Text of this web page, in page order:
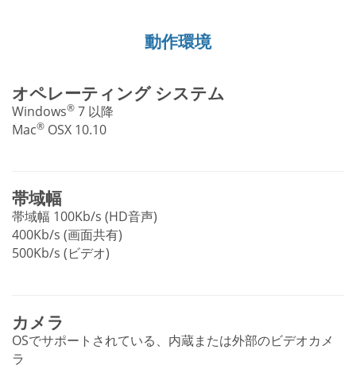
動作環境
オペレーティング システム
Windows® 7 以降
Mac® OSX 10.10
帯域幅
帯域幅 100Kb/s (HD音声)
400Kb/s (画面共有)
500Kb/s (ビデオ)
カメラ
OSでサポートされている、内蔵または外部のビデオカメ
ラ